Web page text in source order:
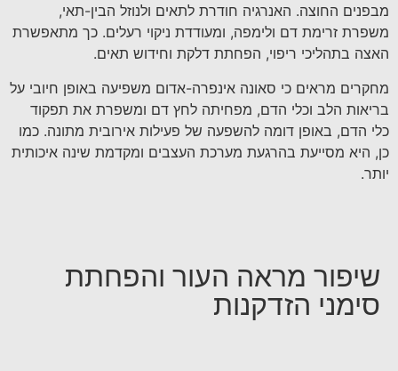
מבפנים החוצה. האנרגיה חודרת לתאים ולנוזל הבין-תאי,
משפרת זרימת דם ולימפה, ומעודדת ניקוי רעלים. כך מתאפשרת
האצה בתהליכי ריפוי, הפחתת דלקת וחידוש תאים.
מחקרים מראים כי סאונה אינפרה-אדום משפיעה באופן חיובי על
בריאות הלב וכלי הדם, מפחיתה לחץ דם ומשפרת את תפקוד
כלי הדם, באופן דומה להשפעה של פעילות אירובית מתונה. כמו
כן, היא מסייעת בהרגעת מערכת העצבים ומקדמת שינה איכותית
יותר.
שיפור מראה העור והפחתת
סימני הזדקנות